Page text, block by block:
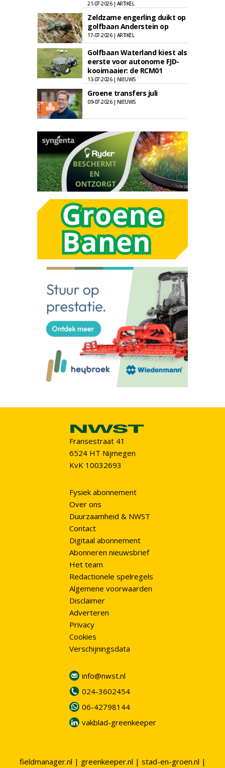
21-07-2026 | ARTIKEL
Zeldzame engerling duikt op
golfbaan Anderstein op
17-07-2026 | ARTIKEL
Golfbaan Waterland kiest als
eerste voor autonome FJD-
kooimaaier: de RCM01
13-07-2026 | NIEUWS
Groene transfers juli
09-07-2026 | NIEUWS
Fransestraat 41
6524 HT Nijmegen
KvK 10032693
Fysiek abonnement
Over ons
Duurzaamheid & NWST
Contact
Digitaal abonnement
Abonneren nieuwsbrief
Het team
Redactionele spelregels
Algemene voorwaarden
Disclaimer
Adverteren
Privacy
Cookies
Verschijningsdata
info@nwst.nl
024-3602454
06-42798144
vakblad-greenkeeper
fieldmanager.nl | greenkeeper.nl | stad-en-groen.nl |